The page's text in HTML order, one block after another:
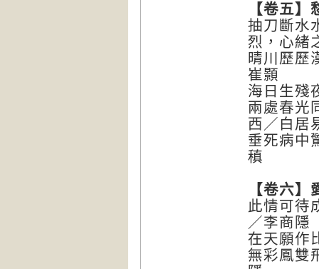
【卷五
抽刀斷水
烈，心緒
晴川歷歷
崔顥
海日生殘
兩處春光
西／白居
垂死病中
稹
【卷六
此情可待
／李商隱
在天願作
無彩鳳雙